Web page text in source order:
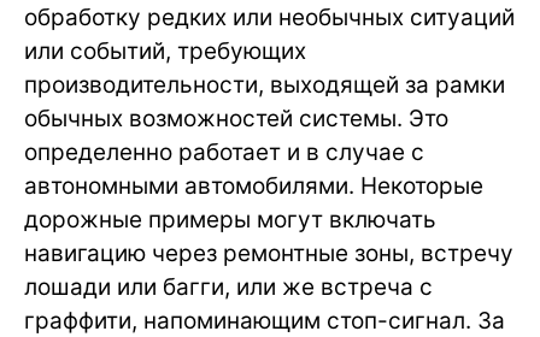
обработку редких или необычных ситуаций
или событий, требующих
производительности, выходящей за рамки
обычных возможностей системы. Это
определенно работает и в случае с
автономными автомобилями. Некоторые
дорожные примеры могут включать
навигацию через ремонтные зоны, встречу
лошади или багги, или же встреча с
граффити, напоминающим стоп-сигнал. За